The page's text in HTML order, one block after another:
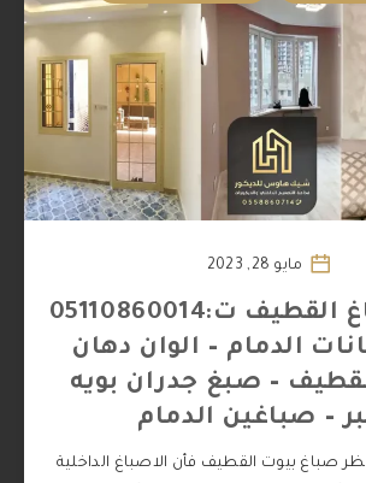
مايو 28, 2023
معلم اصباغ القطيف ت:05110860014
الدمام – الوان دهان
– صبغ جدران بويه
– صباغين الدمام
صباغ بيوت القطيف فأن الاصباغ الداخلية